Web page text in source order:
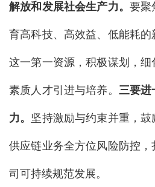
解放和发展社会生产力。 要聚
育高科技、高效益、低能耗
这一第一资源，积极谋划，
素质人才引进与培养。 三要进
力。 坚持激励与约束并重，
供应链业务全方位风险防控
司可持续规范发展。